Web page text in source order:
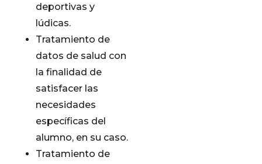
deportivas y
lúdicas.
Tratamiento de
datos de salud con
la finalidad de
satisfacer las
necesidades
específicas del
alumno, en su caso.
Tratamiento de